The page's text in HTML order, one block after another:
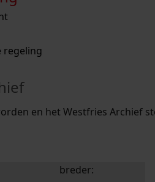
een aantal zoektips.
een aantal zoektips.
regeling
en het Westfries Archief
uw zoekopdracht te
breder: